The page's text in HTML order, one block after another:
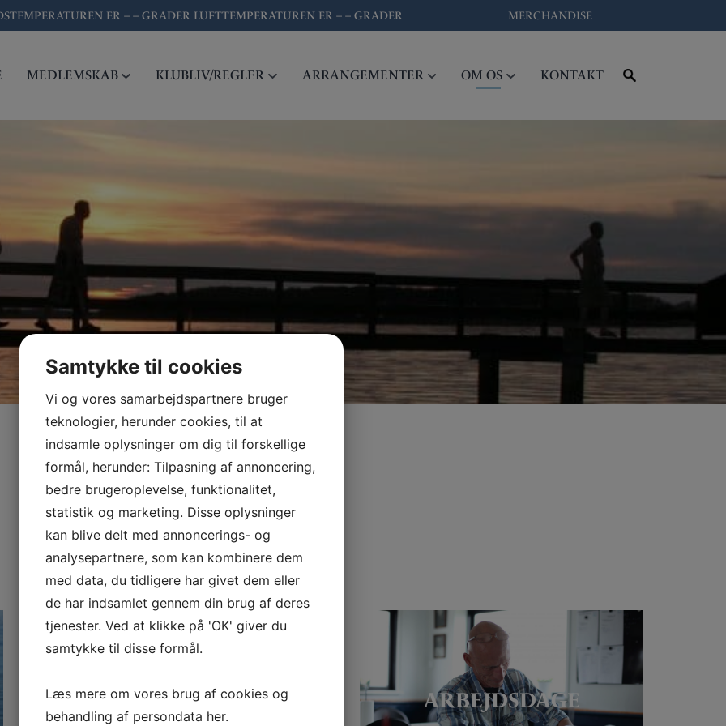
ER – –GRADER LUFTTEMPERATUREN ER – –GRADER MERCHANDISE
MEDLEMSKAB KLUBLIV/REGLER ARRANGEMENTER OM OS KONTAKT
KOLDSTART ARBEJDSDAGE
Samtykke til cookies
Vi og vores samarbejdspartnere bruger
teknologier, herunder cookies, til at
indsamle oplysninger om dig til forskellige
formål, herunder: Tilpasning af annoncering,
bedre brugeroplevelse, funktionalitet,
statistik og marketing. Disse oplysninger
kan blive delt med annoncerings- og
analysepartnere, som kan kombinere dem
med data, du tidligere har givet dem eller
de har indsamlet gennem din brug af deres
tjenester. Ved at klikke på 'OK' giver du
samtykke til disse formål.
Læs mere om vores brug af cookies og
behandling af persondata her.